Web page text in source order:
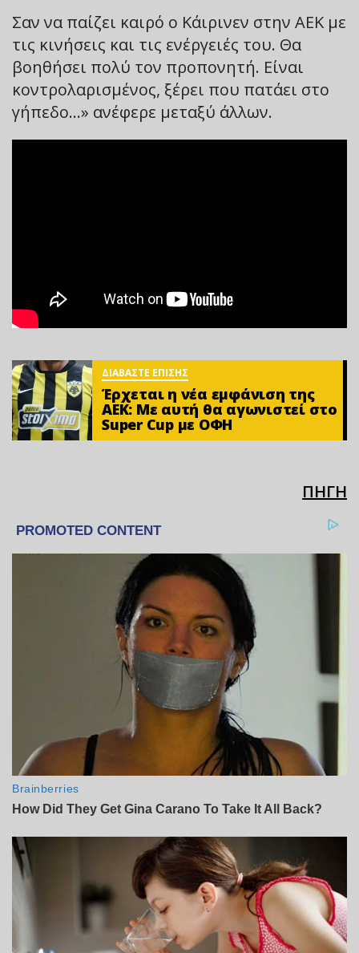
Σαν να παίζει καιρό ο Κάιρινεν στην ΑΕΚ με
τις κινήσεις και τις ενέργειές του. Θα
βοηθήσει πολύ τον προπονητή. Είναι
κοντρολαρισμένος, ξέρει που πατάει στο
γήπεδο…» ανέφερε μεταξύ άλλων.
ΔΙΑΒΑΣΤΕ ΕΠΙΣΗΣ
Έρχεται η νέα εμφάνιση της
ΑΕΚ: Με αυτή θα αγωνιστεί στο
Super Cup με ΟΦΗ
ΠΗΓΗ